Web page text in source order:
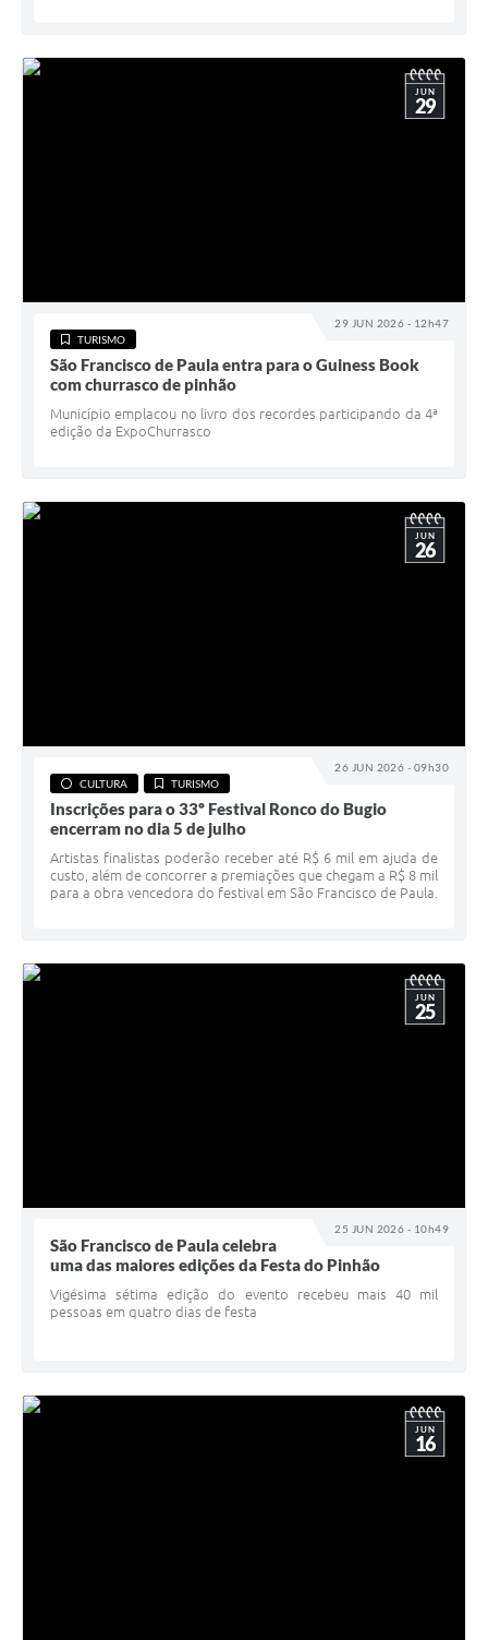
29 JUN 2026 - 12h47
JUN
29
TURISMO
São Francisco de Paula entra para o Guiness Book
com churrasco de pinhão
Município emplacou no livro dos recordes participando da 4ª
edição da ExpoChurrasco
26 JUN 2026 - 09h30
JUN
26
CULTURA TURISMO
Inscrições para o 33º Festival Ronco do Bugio
encerram no dia 5 de julho
Artistas finalistas poderão receber até R$ 6 mil em ajuda de
custo, além de concorrer a premiações que chegam a R$ 8 mil
para a obra vencedora do festival em São Francisco de Paula.
25 JUN 2026 - 10h49
JUN
25
São Francisco de Paula celebra
uma das maiores edições da Festa do Pinhão
Vigésima sétima edição do evento recebeu mais 40 mil
pessoas em quatro dias de festa
JUN
16